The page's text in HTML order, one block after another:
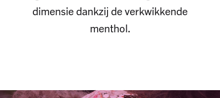
dimensie dankzij de verkwikkende
menthol.